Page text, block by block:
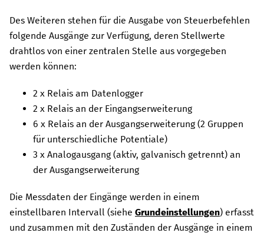
Des Weiteren stehen für die Ausgabe von Steuerbefehlen
folgende Ausgänge zur Verfügung, deren Stellwerte
drahtlos von einer zentralen Stelle aus vorgegeben
werden können:
2 x Relais am Datenlogger
2 x Relais an der Eingangserweiterung
6 x Relais an der Ausgangserweiterung (2 Gruppen
für unterschiedliche Potentiale)
3 x Analogausgang (aktiv, galvanisch getrennt) an
der Ausgangserweiterung
Die Messdaten der Eingänge werden in einem
einstellbaren Intervall (siehe Grundeinstellungen) erfasst
und zusammen mit den Zuständen der Ausgänge in einem